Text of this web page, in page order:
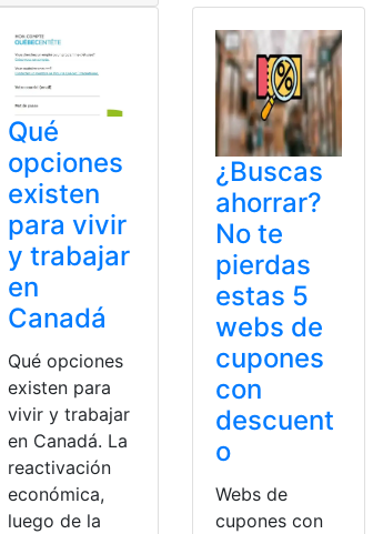
Qué
opciones
existen
para vivir
y trabajar
en
Canadá
Qué opciones
existen para
vivir y trabajar
en Canadá. La
reactivación
económica,
luego de la
¿Buscas
ahorrar?
No te
pierdas
estas 5
webs de
cupones
con
descuent
o
Webs de
cupones con